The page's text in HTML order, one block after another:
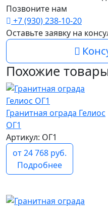
Позвоните нам
+7 (930) 238-10-20
Оставьте заявку на
Похожие
Гранитная ограда Гелиос
ОГ1
Артикул: ОГ1
от 24 768 руб.
Подробнее